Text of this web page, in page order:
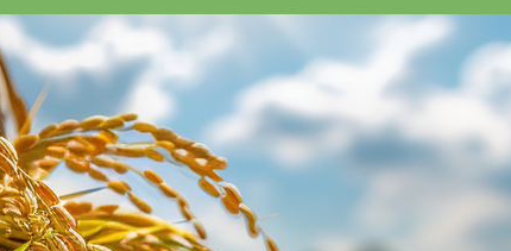
社会责任 合作伙伴 加入我们